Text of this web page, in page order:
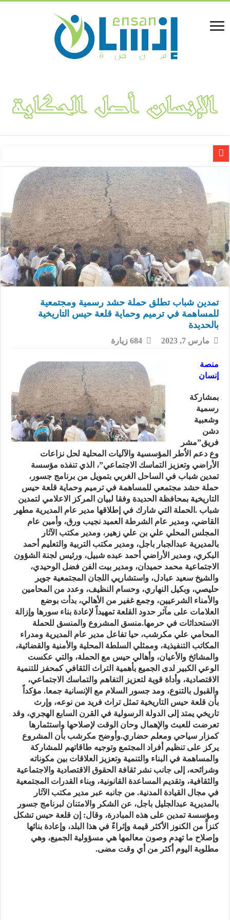
لينا المفلحي.. قصة نجاح مشروع “فكتوريا بوتيك” لتصميم وهندسة
تمدين شباب تطلق حملة حشد رسمية ومجتمعية
للمساهمة في ترميم وحماية قلعة حيس التاريخية
بالحديدة
مارس 7, 2023 684 زيارة
منصة
إنسان
بمشاركة
رسمية
وشعبية
دشن
فريق”مشر
وع دعم الاُطر المؤسسية والآليات المحلية لحل نزاعات
الأراضي وتعزيز التماسك الاجتماعي”، الذي تنفذه مؤسسة
تمدين شباب في الساحل الغربي بتمويل من برنامج جسور،
حملة حشد مجتمعي للمساهمة في ترميم وحماية قلعة حيس
التاريخية بمحافظة الحديدة وفقا لبيان المركز الاعلامي لتمدين
شباب .الحملة التي شارك في إطلاقها مدير عام المديرية مطهر
القاضي، ومدير عام الشرطة العميد نجيب ورق، وأمين عام
المجلس المحلي علي بن علي زهير، ومدير مكتب الآثار
بالمديرية عبدالجبار باجل، ومدير مكتب التربية والتعليم أحمد
البكري، ومدير الأراضي أحمد عبده شبيل، ورئيس لجنة الشؤون
الاجتماعية محمد حميدان، ومدير بيت الفن فضل الوحيدي،
والشيخ سعيد عبادل، واستشاريي اللجان المجتمعية جوير
حليصي، وبكيل النهاري، وحسام النظيف، وعدد من المحامين
والأمناء الشرعيين، وجمع غفير من الأهالي، بدأت بوضع
العلامات على مآثر حدود القلعة تمهيداً لإعادة بناء سورها وإزالة
الاستحداثات في حرمها.منسق المشروع والمنسق للحملة
المحامي علي مكرشب، حيا تفاعل مدير عام المديرية ومدراء
المكاتب التنفيذية، وممثلي السلطة المحلية والأمنية والقضائية،
والمشائخ والأعيان، وأهالي حيس مع الحملة، والتي عكست
الوعي الكبير لدى الجميع بأهمية التراث الثقافي كمحفز للتنمية
الاقتصادية، وأداة قوية لتعزيز التفاهم والتماسك الاجتماعي،
والقبول بالتنوع، ومد جسور السلام مع الإنسانية جمعا. مؤكداً
بأن قلعة حيس التاريخية تمثل تراث فريد من نوعه، وإرث
تاريخي يمتد إلى الدولة الرسولية في القرن السابع الهجري، وقد
تعرضت للعبث والإهمال وحان الوقت لإصلاحها واستثمارها
كمزار سياحي ومعلم حضاري.وأوضح مكرشب بأن المشروع
يركز على تنظيم أفراد المجتمع وتوجيه طاقاتهم للمشاركة
والمساهمة في البناء والتنمية وتعزيز العلاقات بين مكوناته
وشرائحه، إلى جانب نشر ثقافة الحقوق الاقتصادية والاجتماعية
والثقافية، وتقديم المساعدة القانونية، وبناء القدرات المجتمعية
في مجال القيادة المدنية. من جانبه عبر مدير مكتب الآثار
بالمديرية عبدالجليل باجل، عن الشكر والامتنان لبرنامج جسور
ومؤسسة تمدين على هذه المبادرة، وقال: إن قلعة حيس تشكل
كنزاً من الكنوز الأكثر قيمة وإثراءً في هذا البلد، وإعادة بنائها
وإصلاح ما تهدم وصون معالمها هي مسؤولية الجميع، وهي
مطلوبة اليوم أكثر من أي وقت مضى.